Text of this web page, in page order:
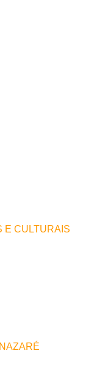
E CULTURAIS